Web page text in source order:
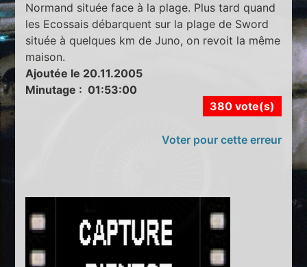
Normand située face à la plage. Plus tard quand
les Ecossais débarquent sur la plage de Sword
située à quelques km de Juno, on revoit la même
maison.
Ajoutée le 20.11.2005
Minutage : 01:53:00
380 vote(s)
Voter pour cette erreur